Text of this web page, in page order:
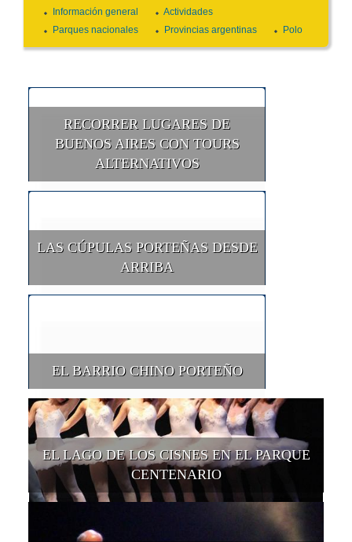
Información general
Actividades
Parques nacionales
Provincias argentinas Polo
RECORRER LUGARES DE
BUENOS AIRES CON TOURS
ALTERNATIVOS
LAS CÚPULAS PORTEÑAS DESDE
ARRIBA
EL BARRIO CHINO PORTEÑO
EL LAGO DE LOS CISNES EN EL PARQUE
CENTENARIO